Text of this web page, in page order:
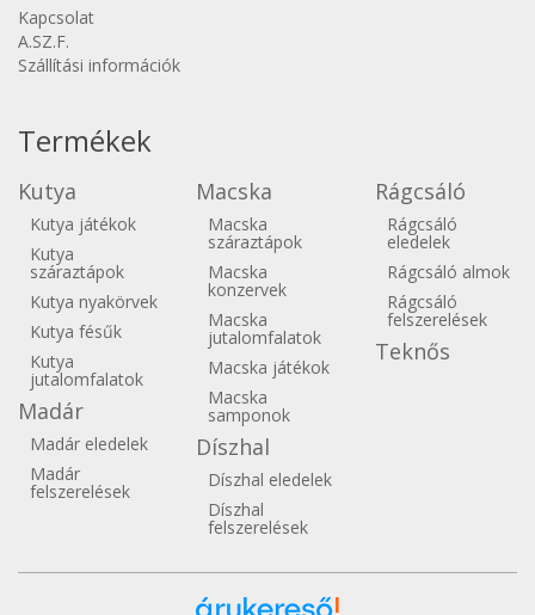
Kapcsolat
A.SZ.F.
Szállítási információk
Termékek
Kutya
Kutya játékok
Kutya
száraztápok
Kutya nyakörvek
Kutya fésűk
Kutya
jutalomfalatok
Madár
Madár eledelek
Madár
felszerelések
Macska
Macska
száraztápok
Macska
konzervek
Macska
jutalomfalatok
Macska játékok
Macska
samponok
Díszhal
Díszhal eledelek
Díszhal
felszerelések
Rágcsáló
Rágcsáló
eledelek
Rágcsáló almok
Rágcsáló
felszerelések
Teknős